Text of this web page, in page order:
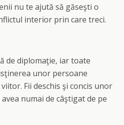
nu te ajută să găseşti o
interior prin care treci.
de diplomaţie, iar toate
unor persoane
Fii deschis şi concis unor
numai de câştigat de pe